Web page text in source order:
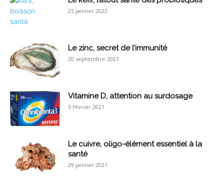
25 janvier 2022
Le zinc, secret de l’immunité
20 septembre 2021
Vitamine D, attention au surdosage
5 février 2021
Le cuivre, oligo-élément essentiel à la
santé
29 janvier 2021